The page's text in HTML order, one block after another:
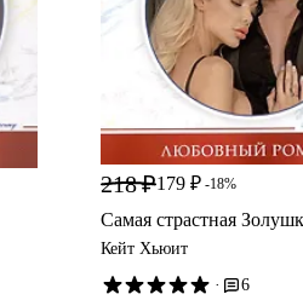
218 ₽179 ₽ -18%
Самая страстная
Кейт Хьюит
·
6